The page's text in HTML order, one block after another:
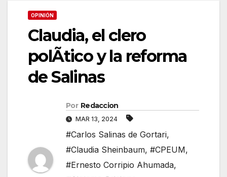
OPINIÓN
Claudia, el clero
polÃtico y la reforma
de Salinas
Por Redaccion
MAR 13, 2024
#Carlos Salinas de Gortari,
#Claudia Sheinbaum, #CPEUM,
#Ernesto Corripio Ahumada,